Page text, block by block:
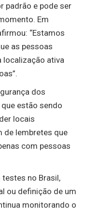
padrão e pode ser
Em
“Estamos
as pessoas
localização ativa
dos
estão sendo
locais
de lembretes que
com pessoas
testes no Brasil,
ou definição de um
monitorando o